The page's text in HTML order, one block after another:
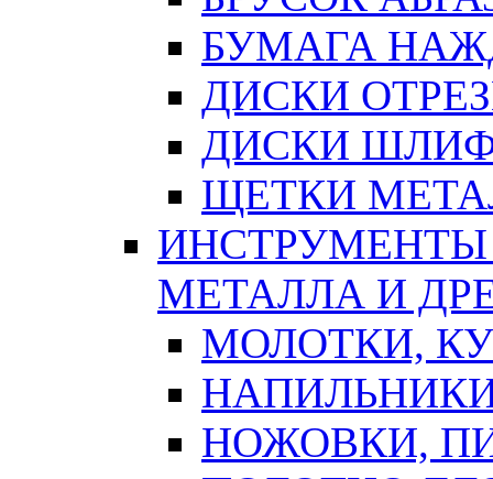
БУМАГА
ДИСКИ
ДИСКИ
ЩЕТКИ
ИНСТРУМЕНТЫ
МЕТАЛЛА И
МОЛОТКИ,
НОЖОВКИ,